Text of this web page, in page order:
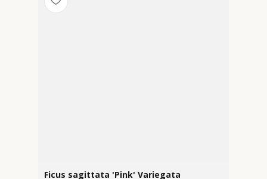
Ficus sagittata 'Pink' Variegata